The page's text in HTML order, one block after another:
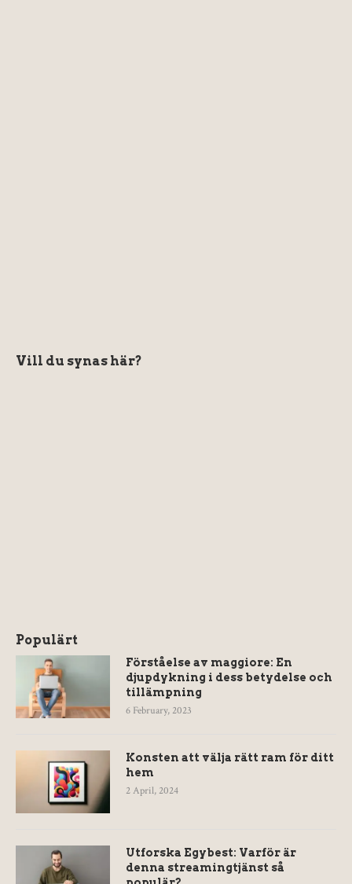
Vill du synas här?
Populärt
Förståelse av maggiore: En
djupdykning i dess betydelse och
tillämpning
6 February, 2023
Konsten att välja rätt ram för ditt
hem
2 April, 2024
Utforska Egybest: Varför är
denna streamingtjänst så